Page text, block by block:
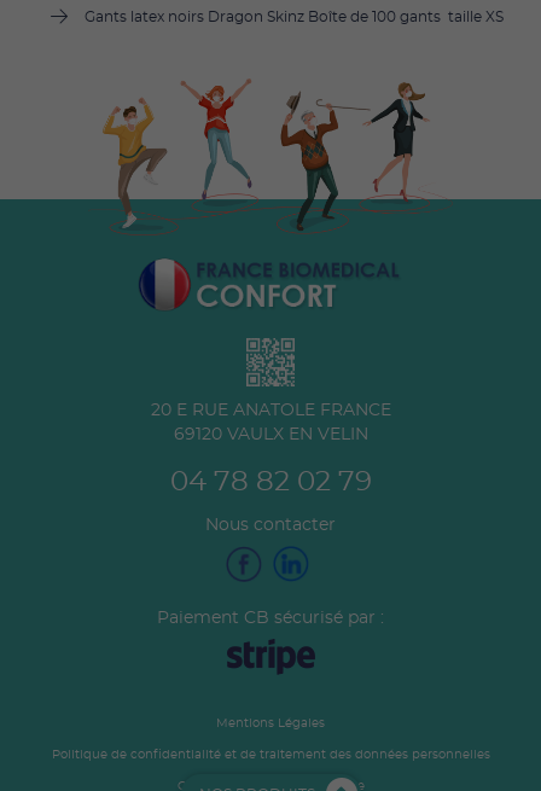
Gants latex noirs Dragon Skinz Boîte de 100 gants taille XS
20 E RUE ANATOLE FRANCE
69120 VAULX EN VELIN
04 78 82 02 79
Nous contacter
Paiement CB sécurisé par :
Mentions Légales
Politique de confidentialité et de traitement des données personnelles
Conditions générales de vente